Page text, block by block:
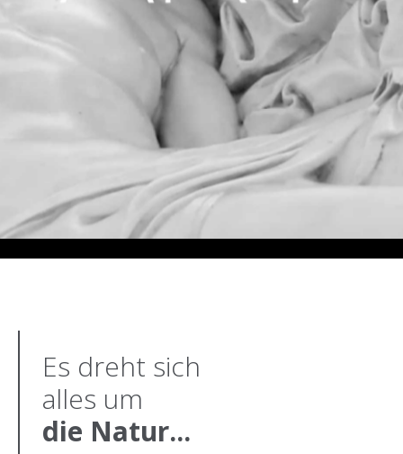
Es dreht sich
alles um
die Natur...